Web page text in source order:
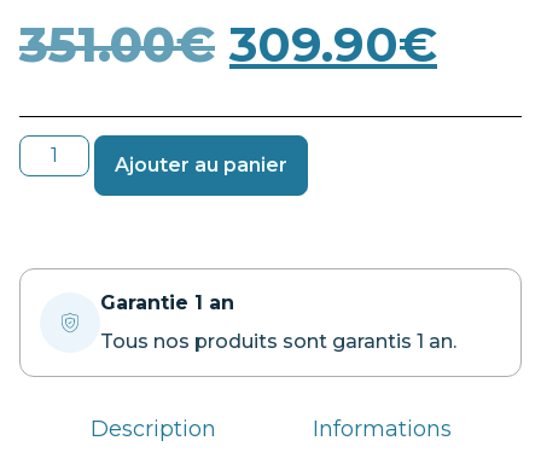
351.00€ 309.90€
Ajouter au panier
Garantie 1 an
Tous nos produits sont garantis 1 an.
Description Informations